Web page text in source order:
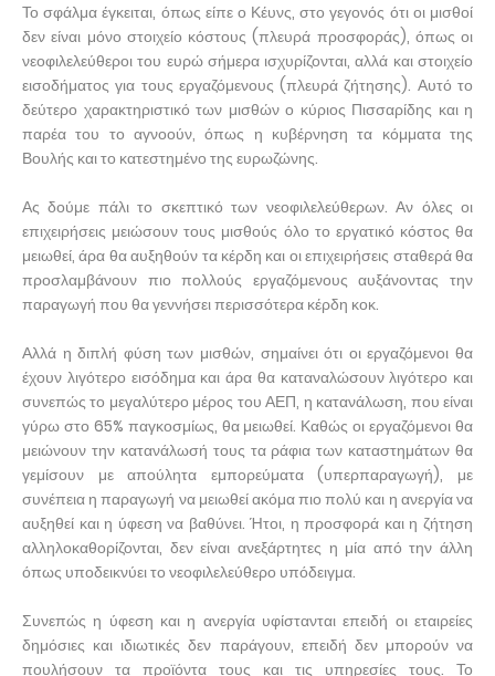
Το σφάλμα έγκειται, όπως είπε ο Κέυνς, στο γεγονός ότι οι μισθοί
δεν είναι μόνο στοιχείο κόστους (πλευρά προσφοράς), όπως οι
νεοφιλελεύθεροι του ευρώ σήμερα ισχυρίζονται, αλλά και στοιχείο
εισοδήματος για τους εργαζόμενους (πλευρά ζήτησης). Αυτό το
δεύτερο χαρακτηριστικό των μισθών ο κύριος Πισσαρίδης και η
παρέα του το αγνοούν, όπως η κυβέρνηση τα κόμματα της
Βουλής και το κατεστημένο της ευρωζώνης.
Ας δούμε πάλι το σκεπτικό των νεοφιλελεύθερων. Αν όλες οι
επιχειρήσεις μειώσουν τους μισθούς όλο το εργατικό κόστος θα
μειωθεί, άρα θα αυξηθούν τα κέρδη και οι επιχειρήσεις σταθερά θα
προσλαμβάνουν πιο πολλούς εργαζόμενους αυξάνοντας την
παραγωγή που θα γεννήσει περισσότερα κέρδη κοκ.
Αλλά η διπλή φύση των μισθών, σημαίνει ότι οι εργαζόμενοι θα
έχουν λιγότερο εισόδημα και άρα θα καταναλώσουν λιγότερο και
συνεπώς το μεγαλύτερο μέρος του ΑΕΠ, η κατανάλωση, που είναι
γύρω στο 65% παγκοσμίως, θα μειωθεί. Καθώς οι εργαζόμενοι θα
μειώνουν την κατανάλωσή τους τα ράφια των καταστημάτων θα
γεμίσουν με απούλητα εμπορεύματα (υπερπαραγωγή), με
συνέπεια η παραγωγή να μειωθεί ακόμα πιο πολύ και η ανεργία να
αυξηθεί και η ύφεση να βαθύνει. Ήτοι, η προσφορά και η ζήτηση
αλληλοκαθορίζονται, δεν είναι ανεξάρτητες η μία από την άλλη
όπως υποδεικνύει το νεοφιλελεύθερο υπόδειγμα.
Συνεπώς η ύφεση και η ανεργία υφίστανται επειδή οι εταιρείες
δημόσιες και ιδιωτικές δεν παράγουν, επειδή δεν μπορούν να
πουλήσουν τα προϊόντα τους και τις υπηρεσίες τους. Το